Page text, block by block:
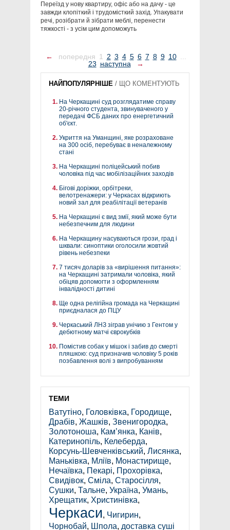
Переїзд у нову квартиру, офіс або на дачу - це
завжди клопіткий і трудомісткий захід. Упакувати
речі, розібрати й зібрати меблі, перенести
тяжкості - з усім цим допоможуть
← попередня 1 2 3 4 5 6 7 8 9 10 ...
23 наступна →
НАЙПОПУЛЯРНІШЕ / ЩО КОМЕНТУЮТЬ
На Черкащині суд розглядатиме справу
20-річного студента, звинуваченого у
передачі ФСБ даних про енергетичний
об'єкт.
Укриття на Уманщині, яке розраховане
на 300 осіб, перебуває в неналежному
стані
На Черкащині поліцейський побив
чоловіка під час мобілізаційних заходів
Бігові доріжки, орбітреки,
велотренажери: у Черкасах відкриють
новий зал для реабілітації ветеранів
На Черкащині є вид змії, який може бути
небезпечним для людини
На Черкащину насуваються грози, град і
шквали: синоптики оголосили жовтий
рівень небезпеки
7 тисяч доларів за «вирішення питання»:
на Черкащині затримали чоловіка, який
обіцяв допомогти з оформленням
інвалідності дитині
Ще одна релігійна громада на Черкащині
приєдналася до ПЦУ
Черкаський ЛНЗ зіграв унічию з Гентом у
дебютному матчі єврокубків
Помістив собак у мішок і забив до смерті
пляшкою: суд призначив чоловіку 5 років
позбавлення волі з випробуванням
ТЕМИ
Ватутіно, Головківка, Городище,
Драбів, Жашків, Звенигородка,
Золотоноша, Кам’янка, Канів,
Катеринопіль, Келеберда,
Корсунь-Шевченківський, Лисянка,
Маньківка, Мліїв, Монастирище,
Нечаївка, Пекарі, Прохорівка,
Свидівок, Сміла, Старосілля,
Сушки, Тальне, Україна, Умань,
Хрещатик, Христинівка,
Черкаси, Чигирин,
Чорнобай, Шпола, доставка суші